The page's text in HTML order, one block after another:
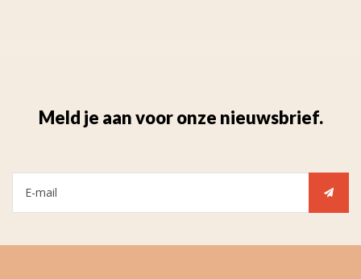
Meld je aan voor onze nieuwsbrief.